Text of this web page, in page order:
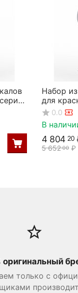
Набор
для
серия
Rona
0.0
В
5 652 00 ₽
4 804 20
оригинальный
только с